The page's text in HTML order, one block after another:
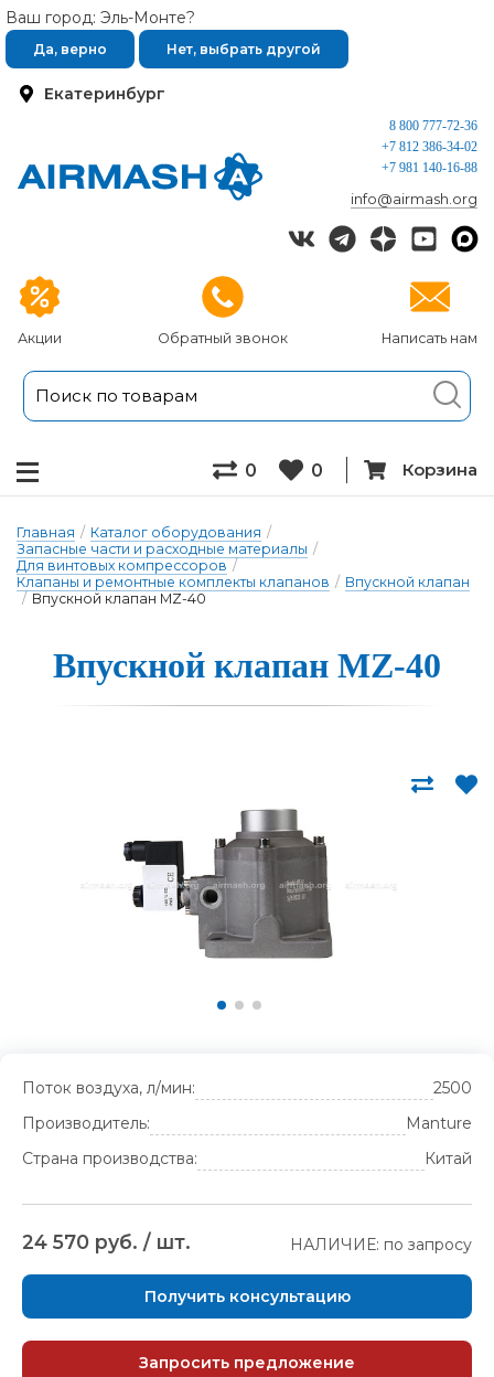
Екатеринбург
Ваш город: Эль-Монте?
Да, верно Нет, выбрать другой
Акции Обратный звонок Написать нам
8 800 777-72-36
+7 812 386-34-02
+7 981 140-16-88
info@airmash.org
0 0 Корзина
Главная / Каталог оборудования /
Запасные части и расходные материалы /
Для винтовых компрессоров /
Клапаны и ремонтные комплекты клапанов / Впускной клапан
/ Впускной клапан MZ-40
Впускной клапан MZ-40
Поток воздуха, л/мин:
2500
Производитель:
Manture
Страна производства:
Китай
24 570 руб. / шт. НАЛИЧИЕ: по запросу
Получить консультацию
Запросить предложение